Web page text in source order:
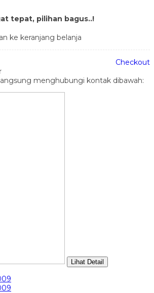
tepat, pilihan bagus..!
ke keranjang belanja
Checkout
menghubungi kontak dibawah:
Lihat Detail